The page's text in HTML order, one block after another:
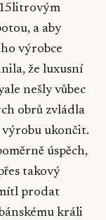
a aby
výrobce
že luxusní
nešly vůbec
obrů zvládla
výrobu ukončit.
úspěch,
takový
prodat
králi